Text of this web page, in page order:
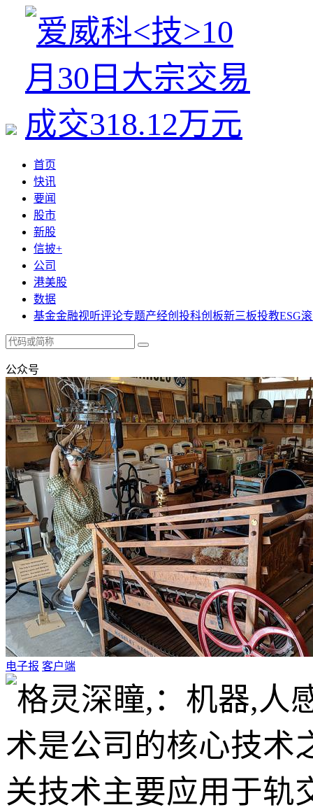
首页
快讯
要闻
股市
新股
信披+
公司
港美股
数据
基金金融视听评论专题产经创投科创板新三板投教ESG
公众号
电子报 客户端